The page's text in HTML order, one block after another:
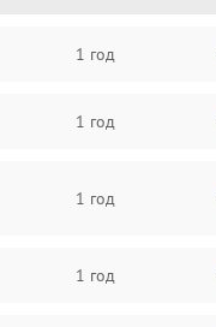
1 год
1 год
1 год
1 год